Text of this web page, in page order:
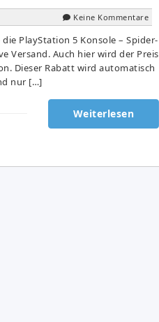
Keine Kommentare
PlayStation 5 Konsole – Spider-
Versand. Auch hier wird der Preis
Dieser Rabatt wird automatisch
nur […]
Weiterlesen